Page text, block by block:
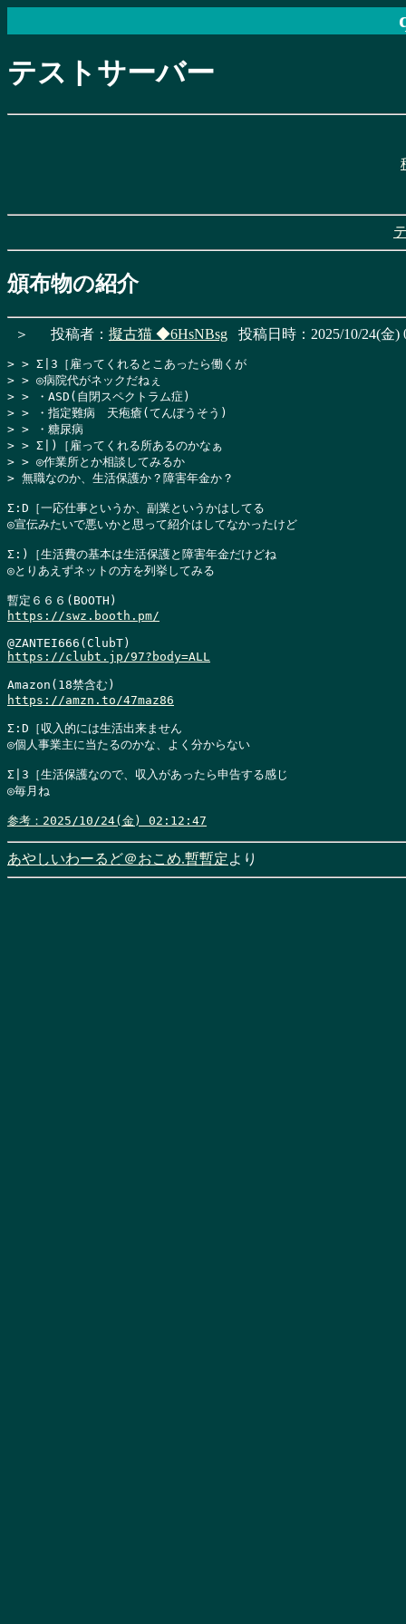
テストサーバー
頒布物の紹介
＞ 投稿者： 擬古猫 ◆6HsNBsg 投稿日時：2025/10/24(金)
> > Σ|3［雇ってくれるとこあったら働くが
> > ◎病院代がネックだねぇ
> > ・ASD(自閉スペクトラム症)
> > ・指定難病　天疱瘡(てんぽうそう)
> > ・糖尿病
> > Σ|)［雇ってくれる所あるのかなぁ
> > ◎作業所とか相談してみるか
> 無職なのか、生活保護か？障害年金か？
Σ:D［一応仕事というか、副業というかはしてる
◎宣伝みたいで悪いかと思って紹介はしてなかったけど
Σ:)［生活費の基本は生活保護と障害年金だけどね
◎とりあえずネットの方を列挙してみる
https://swz.booth.pm/
https://clubt.jp/97?body=ALL
https://amzn.to/47maz86
Σ:D［収入的には生活出来ません
◎個人事業主に当たるのかな、よく分からない
Σ|3［生活保護なので、収入があったら申告する感じ
◎毎月ね
参考：2025/10/24(金) 02:12:47
あやしいわーるど＠おこめ.暫暫定より